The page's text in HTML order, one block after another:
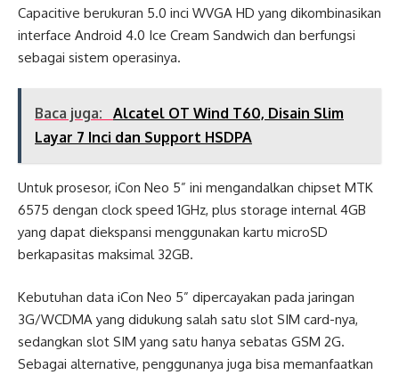
Capacitive berukuran 5.0 inci WVGA HD yang dikombinasikan
interface Android 4.0 Ice Cream Sandwich dan berfungsi
sebagai sistem operasinya.
Baca juga:
Alcatel OT Wind T60, Disain Slim
Layar 7 Inci dan Support HSDPA
Untuk prosesor, iCon Neo 5” ini mengandalkan chipset MTK
6575 dengan clock speed 1GHz, plus storage internal 4GB
yang dapat diekspansi menggunakan kartu microSD
berkapasitas maksimal 32GB.
Kebutuhan data iCon Neo 5” dipercayakan pada jaringan
3G/WCDMA yang didukung salah satu slot SIM card-nya,
sedangkan slot SIM yang satu hanya sebatas GSM 2G.
Sebagai alternative, penggunanya juga bisa memanfaatkan